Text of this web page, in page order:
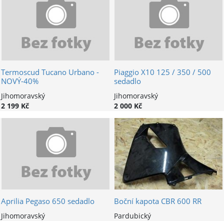
Termoscud Tucano Urbano -
NOVÝ-40%
Jihomoravský
2 199 Kč
Piaggio X10 125 / 350 / 500
sedadlo
Jihomoravský
2 000 Kč
Aprilia Pegaso 650 sedadlo
Jihomoravský
Boční kapota CBR 600 RR
Pardubický